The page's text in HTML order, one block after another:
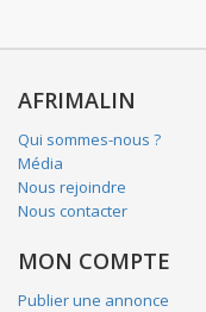
AFRIMALIN
Qui sommes-nous ?
Média
Nous rejoindre
Nous contacter
MON COMPTE
Publier une annonce